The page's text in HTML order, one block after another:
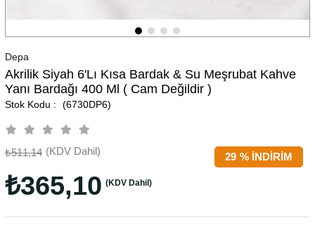
Depa
Akrilik Siyah 6'lı Kısa Bardak & Su Meşrubat Kahve
Yanı Bardağı 400 Ml ( Cam Değildir )
(6730DP6)
%
29 İNDIRIM
₺511,14 (KDV Dahil)
₺365,10 (KDV Dahil)